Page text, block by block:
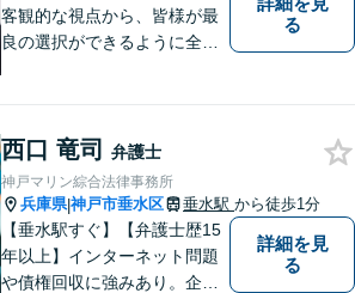
客観的な視点から、皆様が最
良の選択ができるように全力
は数多くあります。 小さな悩
み事が大きなトラブルや事件
になってしまう前に、ご相談
ください。
る
西口 竜司 弁護士
神戸マリン綜合法律事務所
兵庫県|神戸市垂水区 垂水駅 から徒歩1分
【垂水駅すぐ】【弁護士歴15
年以上】インターネット問題
や債権回収に強みあり。企業
詳細を見
る